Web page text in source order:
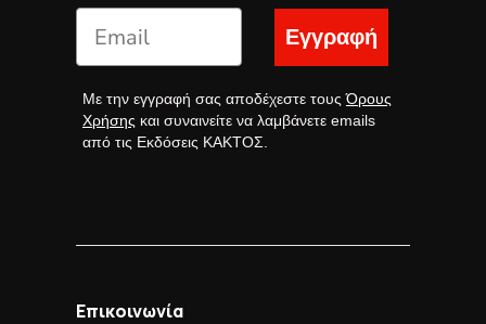
Ενημερωθείτε πρώτοι για νέες κυκλοφορίες,
προσφορές, εκδηλώσεις και πολλά άλλα.
Εγγραφή